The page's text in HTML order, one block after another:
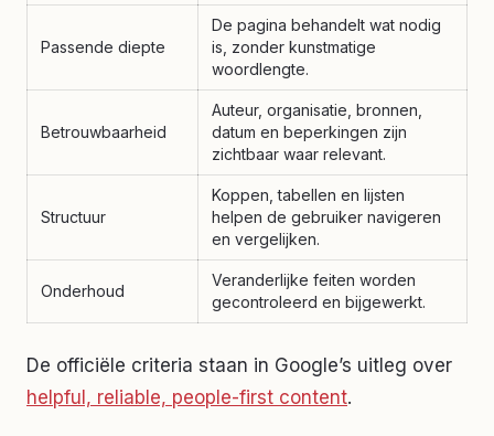
Passende diepte
De pagina behandelt wat nodig
is, zonder kunstmatige
woordlengte.
Betrouwbaarheid
Auteur, organisatie, bronnen,
datum en beperkingen zijn
zichtbaar waar relevant.
Structuur
Koppen, tabellen en lijsten
helpen de gebruiker navigeren
en vergelijken.
Onderhoud
Veranderlijke feiten worden
gecontroleerd en bijgewerkt.
De officiële criteria staan in Google’s uitleg over
helpful, reliable, people-first content.